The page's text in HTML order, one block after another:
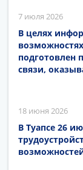
7 июля 2026
В целях
подготовлен
связи,
18 июня 2026
В Туапсе 26